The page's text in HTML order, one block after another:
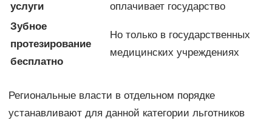
услуги
оплачивает государство
Зубное
протезирование
бесплатно
Но только в государственных
медицинских учреждениях
Региональные власти в отдельном порядке
устанавливают для данной категории льготников